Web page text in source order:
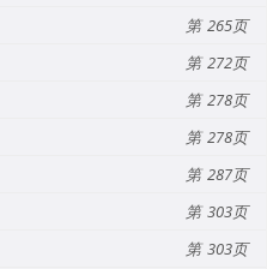
265
272
278
278
287
303
303